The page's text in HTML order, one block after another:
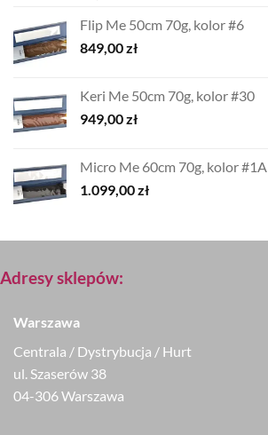
Flip Me 50cm 70g, kolor #6
849,00zł
Keri Me 50cm 70g, kolor #30
949,00zł
Micro Me 60cm 70g, kolor #1A
1.099,00zł
Adresy sklepów:
Warszawa
Centrala / Dystrybucja / Hurt
ul. Szaserów 38
04-306 Warszawa